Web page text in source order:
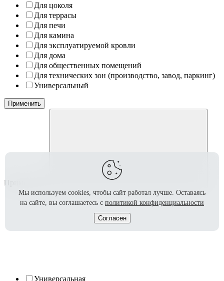
Для цоколя
Для террасы
Для печи
Для камина
Для эксплуатируемой кровли
Для дома
Для общественных помещений
Для технических зон (производство, завод, паркинг)
Универсальный
Применить
Применение
Универсальная
Мы используем cookies, чтобы сайт работал лучше. Оставаясь
на сайте, вы соглашаетесь с политикой конфиденциальности
Согласен